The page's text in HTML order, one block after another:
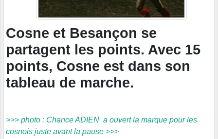
Cosne et Besançon se
partagent les points. Avec 15
points, Cosne est dans son
tableau de marche.
>>> photo : Chance ADIEN a ouvert la marque pour les
cosnois juste avant la pause >>>